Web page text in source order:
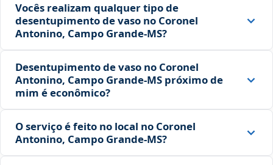
Vocês realizam qualquer tipo de
desentupimento de vaso no Coronel
Antonino, Campo Grande‑MS?
Desentupimento de vaso no Coronel
Antonino, Campo Grande‑MS próximo de
mim é econômico?
O serviço é feito no local no Coronel
Antonino, Campo Grande‑MS?